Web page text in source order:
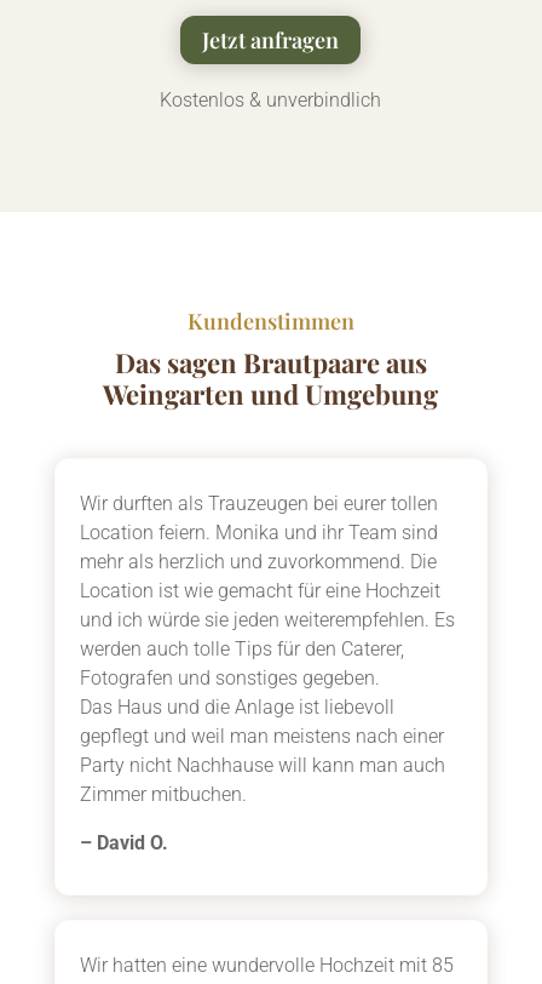
Jetzt anfragen
Kostenlos & unverbindlich
Kundenstimmen
Das sagen Brautpaare aus
Weingarten und Umgebung
Wir durften als Trauzeugen bei eurer tollen
Location feiern. Monika und ihr Team sind
mehr als herzlich und zuvorkommend. Die
Location ist wie gemacht für eine Hochzeit
und ich würde sie jeden weiterempfehlen. Es
werden auch tolle Tips für den Caterer,
Fotografen und sonstiges gegeben.
Das Haus und die Anlage ist liebevoll
gepflegt und weil man meistens nach einer
Party nicht Nachhause will kann man auch
Zimmer mitbuchen.
– David O.
Wir hatten eine wundervolle Hochzeit mit 85